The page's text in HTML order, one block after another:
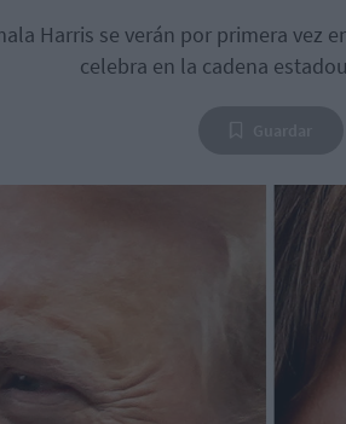
Harris se verán por primera vez
celebra en la cadena